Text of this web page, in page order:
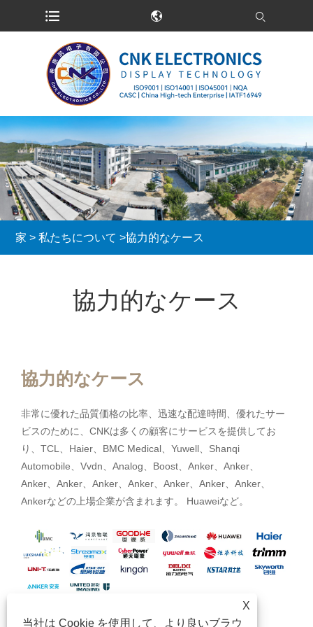
家 > 私たちについて >協力的なケース
協力的なケース
協力的なケース
非常に優れた品質価格の比率、迅速な配達時間、優れたサー
ビスのために、CNKは多くの顧客にサービスを提供してお
り、TCL、Haier、BMC Medical、Yuwell、Shanqi
Automobile、Vvdn、Analog、Boost、Anker、Anker、
Anker、Anker、Anker、Anker、Anker、Anker、Anker、
Ankerなどの上場企業が含まれます。 Huaweiなど。
X
当社は Cookie を使用して、より良いブラウ